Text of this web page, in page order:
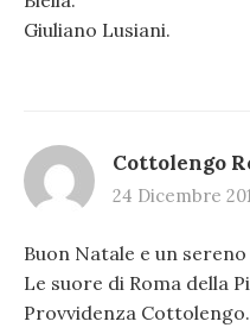
Giuliano Lusiani.
Cottolengo
24 Dicembre
Buon Natale e un
Le suore di Roma della
Provvidenza Cottolengo.